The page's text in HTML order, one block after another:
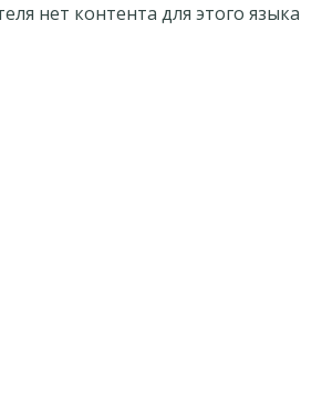
нет контента для этого языка